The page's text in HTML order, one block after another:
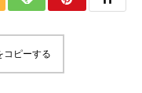
コピーする